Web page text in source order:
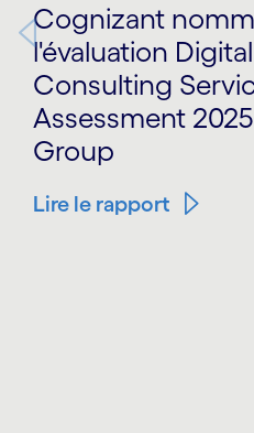
Cognizant
l'évaluation
Consulting
Assessment
Group
Lire le rapport